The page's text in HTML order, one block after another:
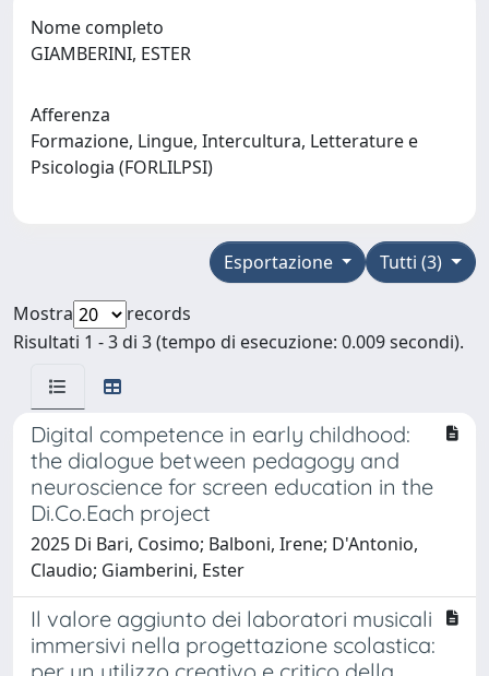
Nome completo
GIAMBERINI, ESTER
Afferenza
Formazione, Lingue, Intercultura, Letterature e
Psicologia (FORLILPSI)
Tutti (3)
Esportazione
Mostra
records
Risultati 1 - 3 di 3 (tempo di esecuzione: 0.009 secondi).
Digital competence in early childhood:
the dialogue between pedagogy and
neuroscience for screen education in the
Di.Co.Each project
2025 Di Bari, Cosimo; Balboni, Irene; D'Antonio,
Claudio; Giamberini, Ester
Il valore aggiunto dei laboratori musicali
immersivi nella progettazione scolastica: